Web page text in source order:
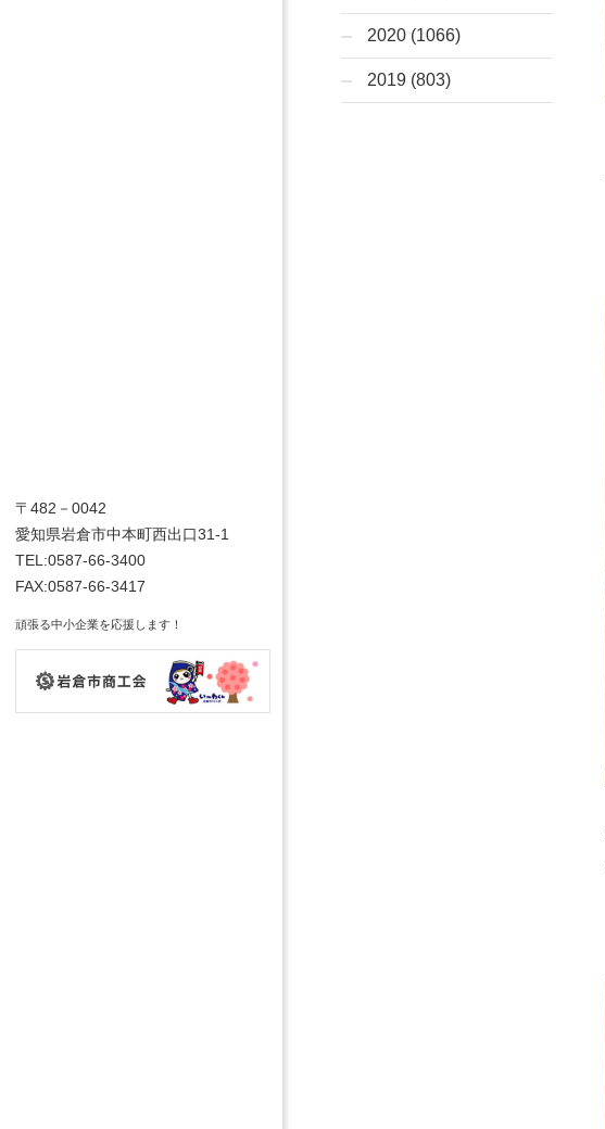
〒482－0042
愛知県岩倉市中本町西出口31-1
TEL:0587-66-3400
FAX:0587-66-3417
頑張る中小企業を応援します！
2020 (1066)
2019 (803)